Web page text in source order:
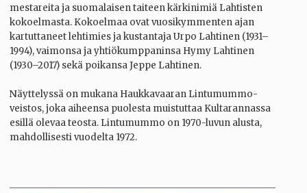
mestareita ja suomalaisen taiteen kärkinimiä Lahtisten
kokoelmasta. Kokoelmaa ovat vuosikymmenten ajan
kartuttaneet lehtimies ja kustantaja Urpo Lahtinen (1931–
1994), vaimonsa ja yhtiökumppaninsa Hymy Lahtinen
(1930–2017) sekä poikansa Jeppe Lahtinen.
Näyttelyssä on mukana Haukkavaaran Lintumummo-
veistos, joka aiheensa puolesta muistuttaa Kultarannassa
esillä olevaa teosta. Lintumummo on 1970-luvun alusta,
mahdollisesti vuodelta 1972.